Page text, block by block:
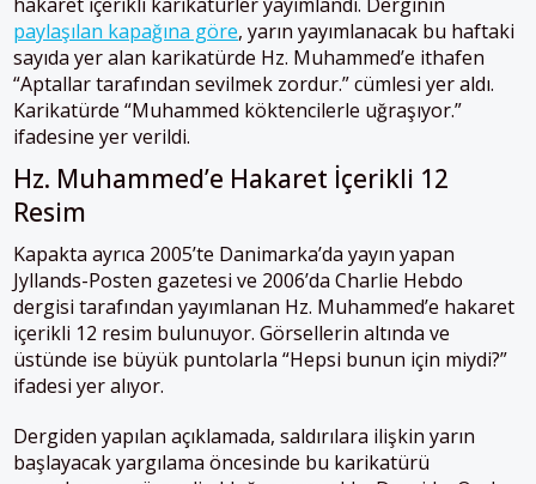
paylaşılan kapağına göre, yarın yayımlanacak bu haftaki
sayıda yer alan karikatürde Hz. Muhammed’e ithafen
“Aptallar tarafından sevilmek zordur.” cümlesi yer aldı.
Karikatürde “Muhammed köktencilerle uğraşıyor.”
ifadesine yer verildi.
Hz. Muhammed’e Hakaret İçerikli 12
Resim
Kapakta ayrıca 2005’te Danimarka’da yayın yapan
Jyllands-Posten gazetesi ve 2006’da Charlie Hebdo
dergisi tarafından yayımlanan Hz. Muhammed’e hakaret
içerikli 12 resim bulunuyor. Görsellerin altında ve
üstünde ise büyük puntolarla “Hepsi bunun için miydi?”
ifadesi yer alıyor.
Dergiden yapılan açıklamada, saldırılara ilişkin yarın
başlayacak yargılama öncesinde bu karikatürü